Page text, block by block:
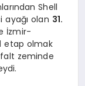
Shell
ayağı olan 31.
İzmir-
etap olmak
zeminde